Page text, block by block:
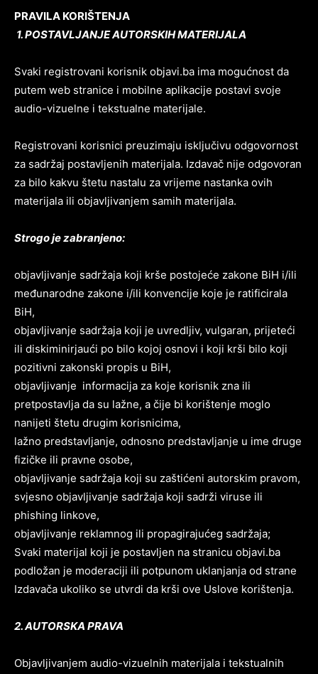
PRAVILA KORIŠTENJA
1. POSTAVLJANJE AUTORSKIH MATERIJALA
Svaki registrovani korisnik objavi.ba ima mogućnost da
putem web stranice i mobilne aplikacije postavi svoje
audio-vizuelne i tekstualne materijale.
Registrovani korisnici preuzimaju isključivu odgovornost
za sadržaj postavljenih materijala. Izdavač nije odgovoran
za bilo kakvu štetu nastalu za vrijeme nastanka ovih
materijala ili objavljivanjem samih materijala.
Strogo je zabranjeno:
objavljivanje sadržaja koji krše postojeće zakone BiH i/ili
međunarodne zakone i/ili konvencije koje je ratificirala
BiH,
objavljivanje sadržaja koji je uvredljiv, vulgaran, prijeteći
ili diskiminirjaući po bilo kojoj osnovi i koji krši bilo koji
pozitivni zakonski propis u BiH,
objavljivanje informacija za koje korisnik zna ili
pretpostavlja da su lažne, a čije bi korištenje moglo
nanijeti štetu drugim korisnicima,
lažno predstavljanje, odnosno predstavljanje u ime druge
fizičke ili pravne osobe,
objavljivanje sadržaja koji su zaštićeni autorskim pravom,
svjesno objavljivanje sadržaja koji sadrži viruse ili
phishing linkove,
objavljivanje reklamnog ili propagirajućeg sadržaja;
Svaki materijal koji je postavljen na stranicu objavi.ba
podložan je moderaciji ili potpunom uklanjanja od strane
Izdavača ukoliko se utvrdi da krši ove Uslove korištenja.
2. AUTORSKA PRAVA
Objavljivanjem audio-vizuelnih materijala i tekstualnih